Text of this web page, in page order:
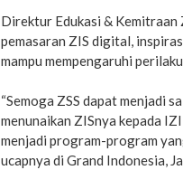
Direktur Edukasi & Kemitraan
pemasaran ZIS digital,
mampu mempengaruhi
“Semoga ZSS dapat menjadi
menunaikan ZISnya kepada
menjadi program-program
ucapnya di Grand Indonesia,